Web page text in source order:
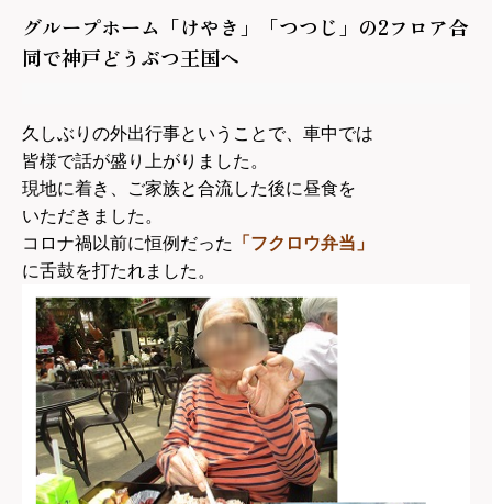
グループホーム「けやき」「つつじ」の2フロア合
同で神戸どうぶつ王国へ
久しぶりの外出行事ということで、車中では
皆様で話が盛り上がりました。
現地に着き、ご家族と合流した後に昼食を
いただきました。
コロナ禍以前に恒例だった 「フクロウ弁当」
に舌鼓を打たれました。